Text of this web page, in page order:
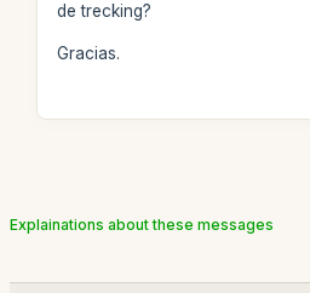
de trecking?
Gracias.
Explainations about these messages